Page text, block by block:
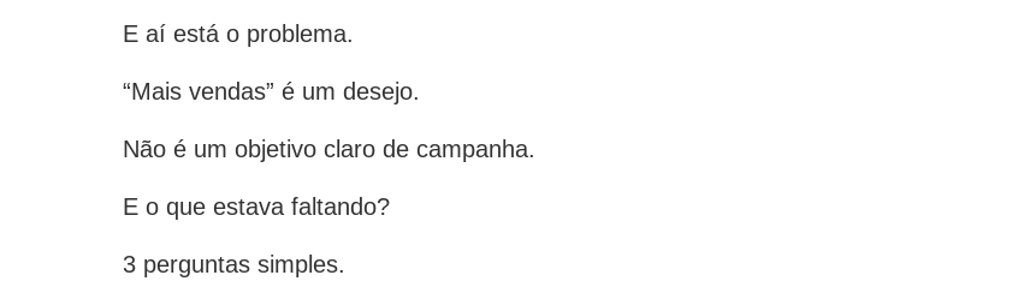
E aí está o problema.
“Mais vendas” é um desejo.
Não é um objetivo claro de campanha.
E o que estava faltando?
3 perguntas simples.